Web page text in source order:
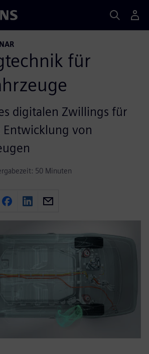
für
digitalen Zwillings für
von
50 Minuten